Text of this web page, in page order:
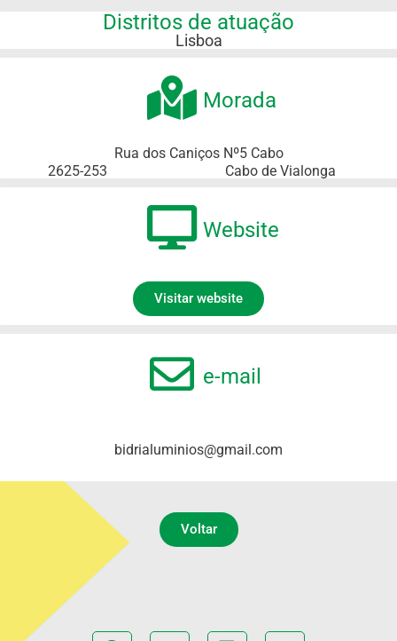
Distritos de atuação
Lisboa
Morada
Rua dos Caniços Nº5 Cabo
2625-253
Cabo de Vialonga
Website
Visitar website
e-mail
bidrialuminios@gmail.com
Voltar